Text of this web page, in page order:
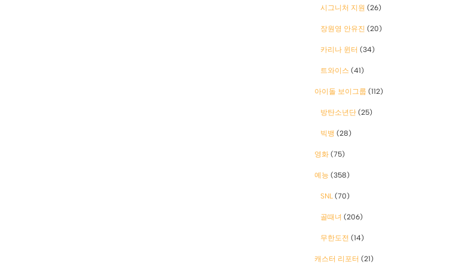
시그니처 지원 (26)
장원영 안유진 (20)
카리나 윈터 (34)
트와이스 (41)
아이돌 보이그룹 (112)
방탄소년단 (25)
빅뱅 (28)
영화 (75)
예능 (358)
SNL (70)
골때녀 (206)
무한도전 (14)
캐스터 리포터 (21)